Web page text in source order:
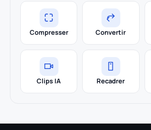
Compresser Convertir
Clips IA Recadrer